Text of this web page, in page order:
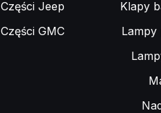
Części Jeep
Części GMC
Klapy
Lampy